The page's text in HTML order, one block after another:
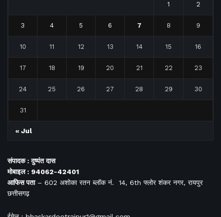
1 2
3 4 5 6 7 8 9
10 11 12 13 14 15 16
17 18 19 20 21 22 23
24 25 26 27 28 29 30
31
« Jul
संपादक : दुष्यंत दास
मोबाइल : 94062-42401
आफिसपता– 602 अशोका रतन ब्लॉक नं. 14, 6th फ्लोर शंकर नगर, रायपुर
छत्तीसगढ़